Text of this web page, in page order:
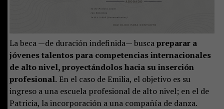
La beca —de duración indefinida— buscapreparar a
jóvenes talentos para competencias internacionales
de alto nivel, proyectándolos hacia su inserción
profesional.En el caso de Emilia, el objetivo es su
ingreso a una escuela profesional de alto nivel; en el de
Patricia, la incorporación a una compañía de danza.